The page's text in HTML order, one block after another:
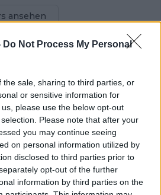
Do Not Process My Personal
the sale, sharing to third parties, or
or sensitive information for
please use the below opt-out
Please note that after your
you may continue seeing
on personal information utilized by
disclosed to third parties prior to
opt-out of the further
information by third parties on the
ansehen
Nächster Artikel
"Ich glaube, das
ganze Peloton gönnt
ihm diesen Sieg“:
Thibau Nys zollt